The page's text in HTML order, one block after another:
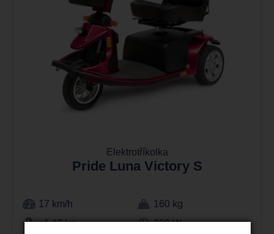
Elektrotříkolka
Pride Luna Victory S
17 km/h
160 kg
až 40 km
800 W